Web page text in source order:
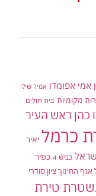
אמי אפומדו אמיר שילו
מקומיות בית חולים
כהן ראש העיר
כרמל יאיר
כביש 4
כפיר
החינוך ציון סודרי
טירת